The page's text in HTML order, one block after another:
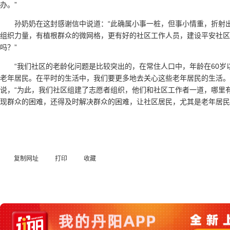
办。”
孙奶奶在这封感谢信中说道：“此确属小事一桩，但事小情重，折射
组织力量，有植根群众的微网格，更有好的社区工作人员，建设平安社
吗？”
“我们社区的老龄化问题是比较突出的，在常住人口中，年龄在60
老年居民。在平时的生活中，我们要更多地去关心这些老年居民的生活
说，“为此，我们社区组建了志愿者组织，他们和社区工作者一道，哪里
现群众的困难，还得及时解决群众的困难，让社区居民，尤其是老年居
复制网址 打印 收藏